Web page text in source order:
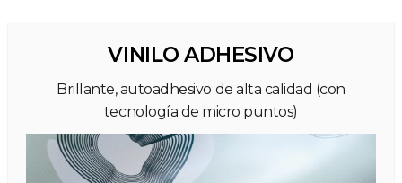
VINILO ADHESIVO
Brillante, autoadhesivo de alta calidad (con
tecnología de micro puntos)